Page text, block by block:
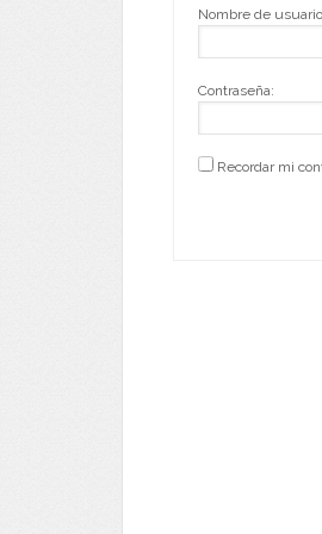
Nombre de
Contraseña:
Recordar mi